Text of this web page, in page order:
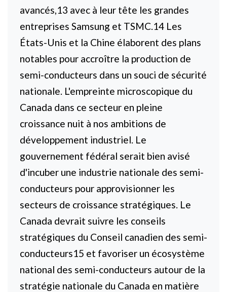
avancés,13 avec à leur tête les grandes
entreprises Samsung et TSMC.14 Les
États-Unis et la Chine élaborent des plans
notables pour accroître la production de
semi-conducteurs dans un souci de sécurité
nationale. L'empreinte microscopique du
Canada dans ce secteur en pleine
croissance nuit à nos ambitions de
développement industriel. Le
gouvernement fédéral serait bien avisé
d'incuber une industrie nationale des semi-
conducteurs pour approvisionner les
secteurs de croissance stratégiques. Le
Canada devrait suivre les conseils
stratégiques du Conseil canadien des semi-
conducteurs15 et favoriser un écosystème
national des semi-conducteurs autour de la
stratégie nationale du Canada en matière